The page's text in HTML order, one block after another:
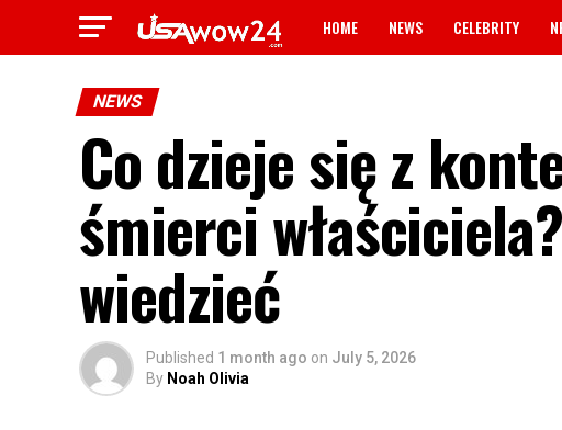
HOME NEWS CELEBRITY
NEWS
Co dzieje się z
śmierci
wiedzieć
Published 1 month ago on July 5, 2026
By Noah Olivia